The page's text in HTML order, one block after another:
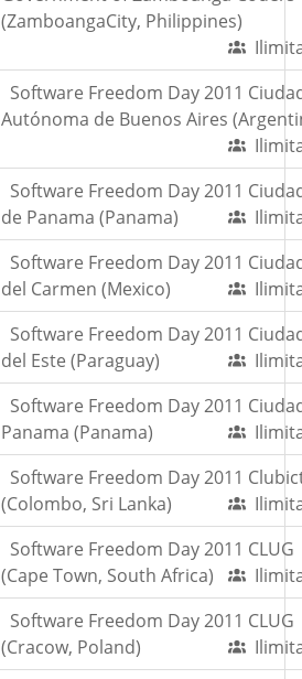
(ZamboangaCity, Philippines)
Software Freedom Day 2011
Autónoma de Buenos Aires
Software Freedom Day 2011
de Panama (Panama)
Software Freedom Day 2011
del Carmen (Mexico)
Software Freedom Day 2011
del Este (Paraguay)
Software Freedom Day 2011
Panama (Panama)
Software Freedom Day 2011
(Colombo, Sri Lanka)
Software Freedom Day 2011 CLUG
(Cape Town, South Africa)
Software Freedom Day 2011 CLUG
(Cracow, Poland)